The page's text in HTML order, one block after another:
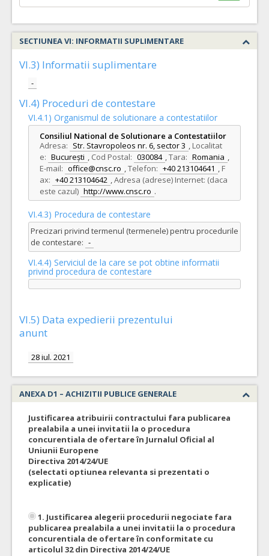
SECTIUNEA VI: INFORMATII SUPLIMENTARE
VI.3) Informatii suplimentare
-
VI.4) Proceduri de contestare
VI.4.1) Organismul de solutionare a contestatiilor
Consiliul National de Solutionare a Contestatiilor
Adresa: Str. Stavropoleos nr. 6, sector 3 , Localitat
e: București , Cod Postal: 030084 ,Tara: Romania ,
E-mail: office@cnsc.ro ,Telefon: +40 213104641 , F
ax: +40 213104642 ,Adresa (adrese) Internet: (daca
este cazul) http://www.cnsc.ro .
VI.4.3) Procedura de contestare
Precizari privind termenul (termenele) pentru procedurile
de contestare: -
VI.4.4) Serviciul de la care se pot obtine informatii
privind procedura de contestare
VI.5) Data expedierii prezentului
anunt
28 iul. 2021
ANEXA D1 – ACHIZITII PUBLICE GENERALE
Justificarea atribuirii contractului fara publicarea
prealabila a unei invitatii la o procedura
concurentiala de ofertare în Jurnalul Oficial al
Uniunii Europene
Directiva 2014/24/UE
(selectati optiunea relevanta si prezentati o
explicatie)
1. Justificarea alegerii procedurii negociate fara
publicarea prealabila a unei invitatii la o procedura
concurentiala de ofertare în conformitate cu
articolul 32 din Directiva 2014/24/UE